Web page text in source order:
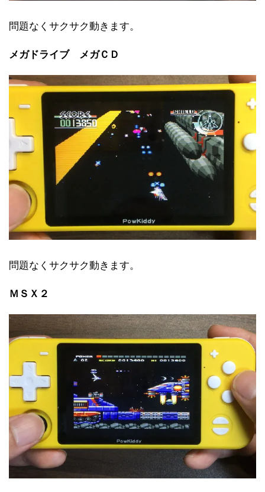
問題なくサクサク動きます。
メガドライブ メガＣＤ
問題なくサクサク動きます。
ＭＳＸ２